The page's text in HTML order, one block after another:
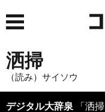
洒掃
（読み）サイソウ
デジタル大辞泉 「洒